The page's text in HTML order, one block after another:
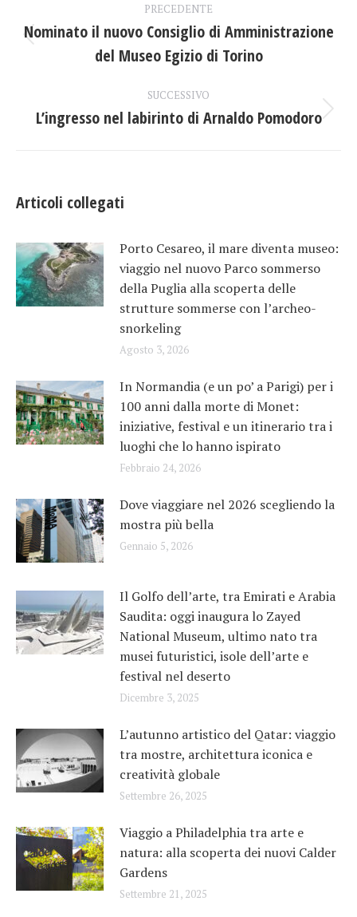
tra
post
PRECEDENTE
Post
precedente:
Nominato il nuovo Consiglio di Amministrazione
del Museo Egizio di Torino
SUCCESSIVO
Prossimo
L’ingresso nel labirinto di Arnaldo Pomodoro
Articoli collegati
Porto Cesareo, il mare diventa museo:
viaggio nel nuovo Parco sommerso
della Puglia alla scoperta delle
strutture sommerse con l’archeo-
snorkeling
Agosto 3, 2026
In Normandia (e un po’ a Parigi) per i
100 anni dalla morte di Monet:
iniziative, festival e un itinerario tra i
luoghi che lo hanno ispirato
Febbraio 24, 2026
Dove viaggiare nel 2026 scegliendo la
mostra più bella
Gennaio 5, 2026
Il Golfo dell’arte, tra Emirati e Arabia
Saudita: oggi inaugura lo Zayed
National Museum, ultimo nato tra
musei futuristici, isole dell’arte e
festival nel deserto
Dicembre 3, 2025
L’autunno artistico del Qatar: viaggio
tra mostre, architettura iconica e
creatività globale
Settembre 26, 2025
Viaggio a Philadelphia tra arte e
natura: alla scoperta dei nuovi Calder
Gardens
Settembre 21, 2025